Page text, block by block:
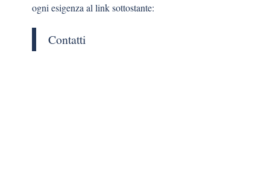
ogni esigenza al link sottostante:
Contatti